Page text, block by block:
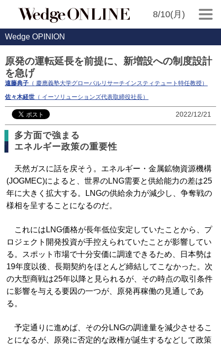
8/10(月)
Wedge OPINION
原発の運転延長を前提に、新増設への制度設計
を急げ
遠藤典子 （ 慶應義塾大学グローバルリサーチインスティテュート特任教授）
佐々木経世 （ イーソリューションズ代表取締役社長）
2022/12/21
多方面で強まる
エネルギー政策の重要性
天然ガスに話を戻そう。エネルギー・金属鉱物資源機構
(JOGMEC)によると、世界のLNG需要と供給能力の差は25
年に大きく拡大する。LNGの供給余力が減少し、争奪戦の
様相を呈することになるのだ。
これにはLNG価格が長年低位安定していたことから、プ
ロジェクト開発投資が手控えられていたことが影響してい
る。スポット市場で十分安価に調達できるため、日本勢は
19年度以後、長期契約をほとんど締結してこなかった。次
の大型商戦は25年以降と見られるが、その時点の取引条件
に影響を与える要因の一つが、原発再稼働の見通しであ
る。
予定通りに進めば、その分LNGの調達量を減少させるこ
とになるが、原発に否定的な政権が誕生するなどして政策